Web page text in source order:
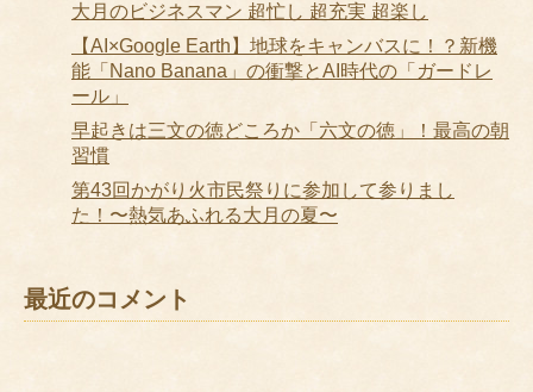
大月のビジネスマン 超忙し 超充実 超楽し
【AI×Google Earth】地球をキャンバスに！？新機
能「Nano Banana」の衝撃とAI時代の「ガードレ
ール」
早起きは三文の徳どころか「六文の徳」！最高の朝
習慣
第43回かがり火市民祭りに参加して参りまし
た！〜熱気あふれる大月の夏〜
最近のコメント